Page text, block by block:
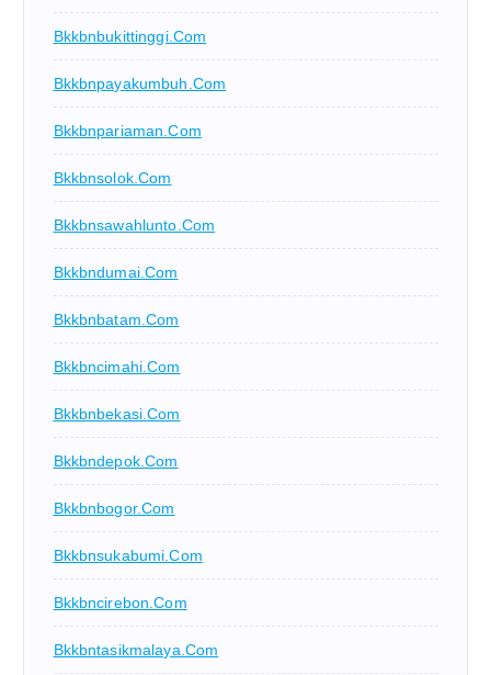
Bkkbnbukittinggi.com
Bkkbnpayakumbuh.com
Bkkbnpariaman.com
Bkkbnsolok.com
Bkkbnsawahlunto.com
Bkkbndumai.com
Bkkbnbatam.com
Bkkbncimahi.com
Bkkbnbekasi.com
Bkkbndepok.com
Bkkbnbogor.com
Bkkbnsukabumi.com
Bkkbncirebon.com
Bkkbntasikmalaya.com